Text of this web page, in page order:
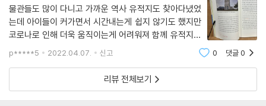
물관들도 많이 다니고 가까운 역사 유적지도 찾아다녔었
는데 아이들이 커가면서 시간내는게 쉽지 않기도 했지만
코로나로 인해 더욱 움직이는게 어려워져 함께 유적지를
찾아다니지 못하게 된 상황이 안타깝기만하다. 아는 만큼
보인다! 우리는 역사여행을 가기 전에 사전 조사를 하고
p*****5 2022.04.07. 신고 0 댓글0
리뷰 전체보기